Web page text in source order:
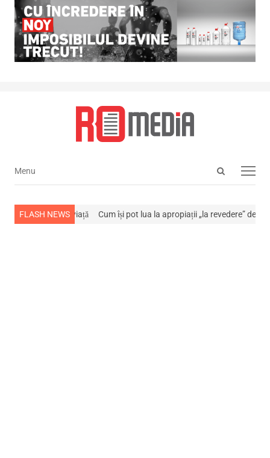
Open
Menu
Menu
FLASH NEWS
a stins din viață Cum își pot lua la apropiații „la revedere” de la…